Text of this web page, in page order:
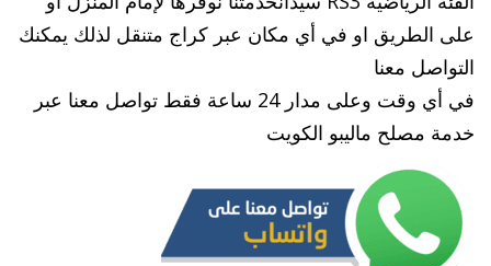
على الطريق او في أي مكان عبر كراج متنقل لذلك يمكنك
التواصل معنا
في أي وقت وعلى مدار 24 ساعة فقط تواصل معنا عبر
خدمة مصلح ماليبو الكويت